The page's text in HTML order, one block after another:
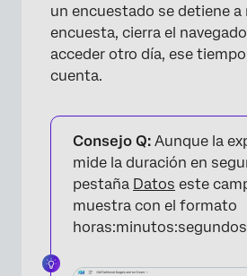
un encuestado se detiene a
encuesta, cierra el
acceder otro día, ese
cuenta.
Consejo Q: Aunque la
mide la duración en
pestaña Datos este
muestra con el formato